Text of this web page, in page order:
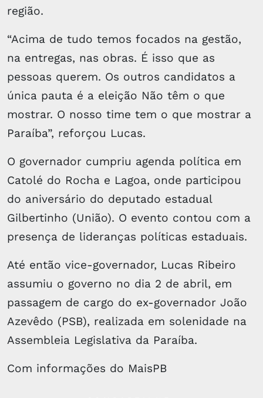
região.
“Acima de tudo temos focados na gestão,
na entregas, nas obras. É isso que as
pessoas querem. Os outros candidatos a
única pauta é a eleição Não têm o que
mostrar. O nosso time tem o que mostrar a
Paraíba”, reforçou Lucas.
O governador cumpriu agenda política em
Catolé do Rocha e Lagoa, onde participou
do aniversário do deputado estadual
Gilbertinho (União). O evento contou com a
presença de lideranças políticas estaduais.
Até então vice-governador, Lucas Ribeiro
assumiu o governo no dia 2 de abril, em
passagem de cargo do ex-governador João
Azevêdo (PSB), realizada em solenidade na
Assembleia Legislativa da Paraíba.
Com informações do MaisPB